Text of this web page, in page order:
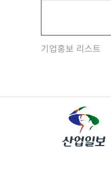
기업홍보 리스트